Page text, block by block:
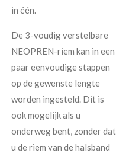
in één.
De 3-voudig verstelbare
NEOPREN-riem kan in een
paar eenvoudige stappen
op de gewenste lengte
worden ingesteld. Dit is
ook mogelijk als u
onderweg bent, zonder dat
u de riem van de halsband